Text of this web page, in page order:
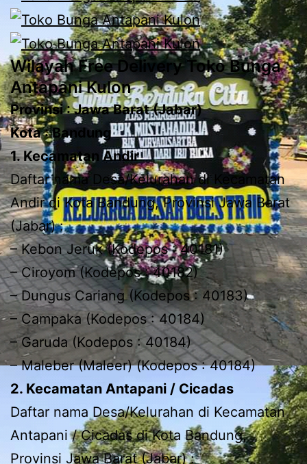
Wilayah Free Delivery Toko Bunga
Antapani Kulon
Provinsi : Jawa Barat (Jabar)
Kota : Bandung
1. Kecamatan Andir
Daftar nama Desa/Kelurahan di Kecamatan
Andir di Kota Bandung, Provinsi Jawa Barat
(Jabar) :
– Kebon Jeruk (Kodepos : 40181)
– Ciroyom (Kodepos : 40182)
– Dungus Cariang (Kodepos : 40183)
– Campaka (Kodepos : 40184)
– Garuda (Kodepos : 40184)
– Maleber (Maleer) (Kodepos : 40184)
2. Kecamatan Antapani / Cicadas
Daftar nama Desa/Kelurahan di Kecamatan
Antapani / Cicadas di Kota Bandung,
Provinsi Jawa Barat (Jabar) :